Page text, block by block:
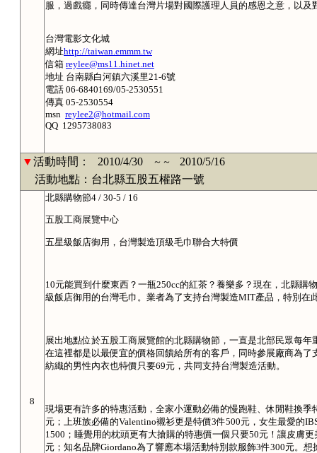
服，過戲癮，同時傳達台灣片場對國際護理人員的感恩之意，以及
台灣電影文化城
網址http://taiwan.emmm.tw
信箱 reylee@ms11.hinet.net
地址 台南縣白河鎮六溪里21-6號
電話 06-6840169/05-2530551
傳真 05-2530554
msn reylee2@hotmail.com
QQ 1295738083
▼活動時間： 2010/4/30 ～～
2010/5/16
活動地點：台北縣五股五權路一號
8
北縣購物節4 / 30-5 / 16
五股工商展覽中心
五星級飯店御用，台灣製造頂級毛巾聯合大特價
10元能買到什麼東西？一瓶250cc的紅茶？養樂多？現在，北縣購
級飯店御用的台灣毛巾。業者為了支持台灣製造MIT產品，特別在
展出地點位於五股工商展覽館的北縣購物節，一直是北部民眾每
在這裡都是以最便宜的價格回饋給所有的客戶，同時參展廠商為
紡織的男性內衣也特價只要69元，共同支持台灣製造活動。
現場更有許多的特惠活動，全家小運動必備的慢跑鞋、休閒鞋換
元；上班族必備的Valentino襯衫更是特價3件500元，女生最愛的
1500；睡覺用的枕頭更有大搶購的特惠價一個只要50元！讓皮膚
元；知名品牌Giordano為了響應本場活動特別款服飾3件300元。